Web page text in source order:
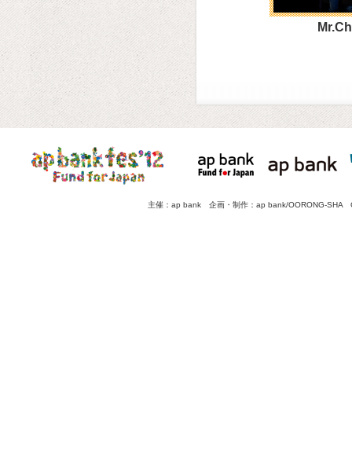
主催：ap bank 企画・制作：ap bank/OORONG-